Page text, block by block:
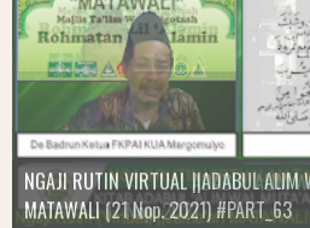
NGAJI RUTIN VIRTUAL ADABUL ALIM
MATAWALI 17 Nop. 2021
NGAJI RUTIN VIRTUAL ||ADABUL ALIM
MATAWALI (21 Nop. 2021) #PART_63
IPNU/IPPNU Margomulo dan Kalangan
Ngaji Rutin MATAWALI
MUJAHADAH
Ngaji Rutin Muslimat NU Jipangulu
Ngaji Rutin Muslimat NU Tolu
Shodaqoh
Ngaji Rutin Ahad Pagi IPNU/IPPNU